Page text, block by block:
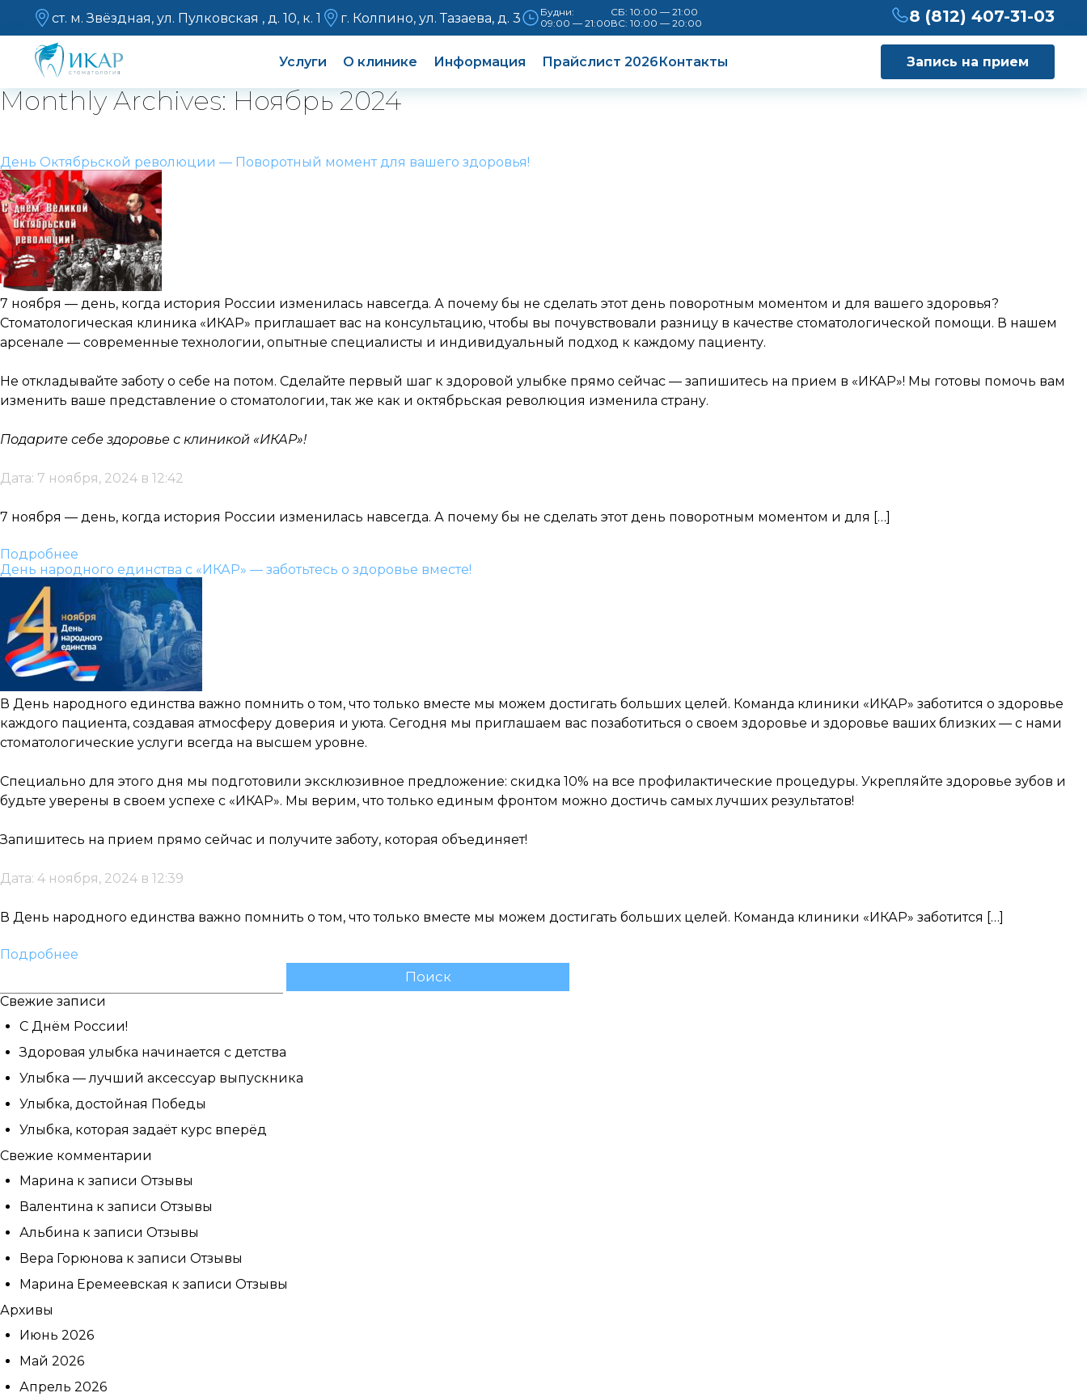
ст. м. Звёздная, ул. Пулковская , д. 10, к. 1 г. Колпино, ул. Тазаева, д. 3
Будни:
09:00 — 21:00
СБ: 10:00 — 21:00
ВС: 10:00 — 20:00
8 (812) 407-31-03
Услуги О клинике Информация Прайслист 2026Контакты Запись на прием
Monthly Archives: Ноябрь 2024
День Октябрьской революции — Поворотный момент для вашего здоровья!
7 ноября — день, когда история России изменилась навсегда. А почему бы не сделать этот день поворотным моментом и для вашего здоровья?
Стоматологическая клиника «ИКАР» приглашает вас на консультацию, чтобы вы почувствовали разницу в качестве стоматологической помощи. В нашем
арсенале — современные технологии, опытные специалисты и индивидуальный подход к каждому пациенту.
Не откладывайте заботу о себе на потом. Сделайте первый шаг к здоровой улыбке прямо сейчас — запишитесь на прием в «ИКАР»! Мы готовы помочь вам
изменить ваше представление о стоматологии, так же как и октябрьская революция изменила страну.
Подарите себе здоровье с клиникой «ИКАР»!
Дата: 7 ноября, 2024 в 12:42
7 ноября — день, когда история России изменилась навсегда. А почему бы не сделать этот день поворотным моментом и для […]
Подробнее
День народного единства с «ИКАР» — заботьтесь о здоровье вместе!
В День народного единства важно помнить о том, что только вместе мы можем достигать больших целей. Команда клиники «ИКАР» заботится о здоровье
каждого пациента, создавая атмосферу доверия и уюта. Сегодня мы приглашаем вас позаботиться о своем здоровье и здоровье ваших близких — с нами
стоматологические услуги всегда на высшем уровне.
Специально для этого дня мы подготовили эксклюзивное предложение: скидка 10% на все профилактические процедуры. Укрепляйте здоровье зубов и
будьте уверены в своем успехе с «ИКАР». Мы верим, что только единым фронтом можно достичь самых лучших результатов!
Запишитесь на прием прямо сейчас и получите заботу, которая объединяет!
Дата: 4 ноября, 2024 в 12:39
В День народного единства важно помнить о том, что только вместе мы можем достигать больших целей. Команда клиники «ИКАР» заботится […]
Подробнее
Свежие записи
С Днём России!
Здоровая улыбка начинается с детства
Улыбка — лучший аксессуар выпускника
Улыбка, достойная Победы
Улыбка, которая задаёт курс вперёд
Свежие комментарии
Марина к записи Отзывы
Валентина к записи Отзывы
Альбина к записи Отзывы
Вера Горюнова к записи Отзывы
Марина Еремеевская к записи Отзывы
Архивы
Июнь 2026
Май 2026
Апрель 2026